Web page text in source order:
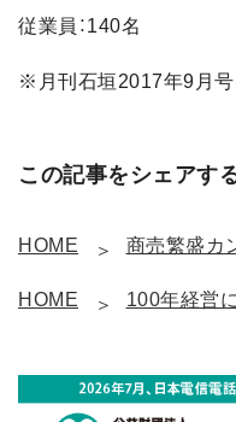
従業員：140名
※月刊石垣2017年9月号
この記事をシェアす
HOME 商売繁盛カ
HOME 100年経営